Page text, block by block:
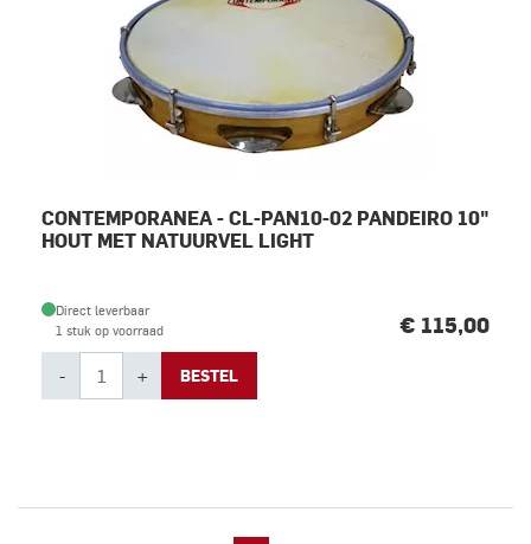
CONTEMPORANEA - CL-PAN10-02 PANDEIRO 10"
HOUT MET NATUURVEL LIGHT
Direct leverbaar
1 stuk op voorraad
€ 115,00
- + BESTEL